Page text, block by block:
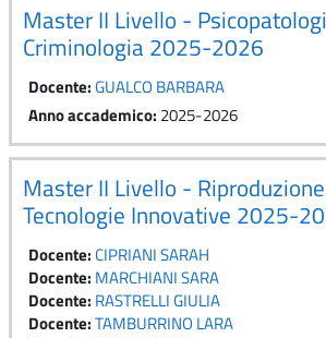
Master II Livello -
Criminologia 2025-2026
Docente:GUALCO BARBARA
Anno accademico: 2025-2026
Master II Livello -
Tecnologie Innovative 2025-
Docente:CIPRIANI SARAH
Docente: MARCHIANI SARA
Docente: RASTRELLI GIULIA
Docente:TAMBURRINO LARA